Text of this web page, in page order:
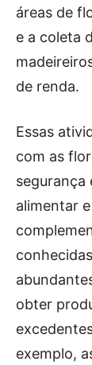
áreas de
e a coleta
de renda.
Essas
com as
segurança
alimentar
obter
exemplo,